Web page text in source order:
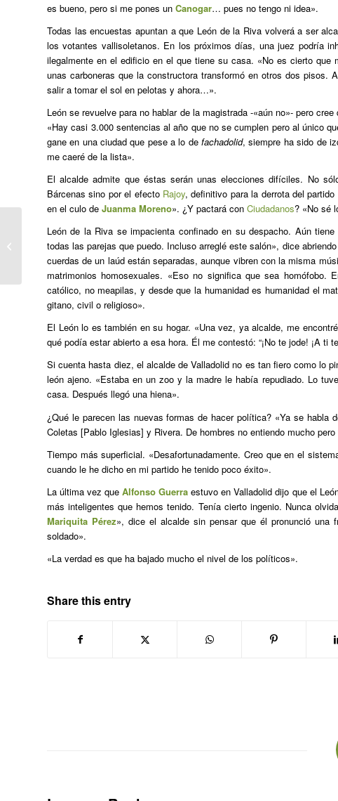
es bueno, pero si me pones un Canogar… pues no tengo ni idea».
Todas las encuestas apuntan a que León de la Riva volverá a ser
los votantes vallisoletanos. En los próximos días, una juez podría
ilegalmente en el edificio en el que tiene su casa. «No es cierto
unas carboneras que la constructora transformó en otros dos
salir a tomar el sol en pelotas y ahora…».
León se revuelve para no hablar de la magistrada -«aún no»- pero
«Hay casi 3.000 sentencias al año que no se cumplen pero al único
gane en una ciudad que pese a lo defachadolid, siempre ha sido de
me caeré de la lista».
El alcalde admite que éstas serán unas elecciones difíciles. No
Bárcenas sino por el efecto Rajoy, definitivo para la derrota del
en el culo de Juanma Moreno». ¿Y pactará con Ciudadanos? «No sé
León de la Riva se impacienta confinado en su despacho. Aún
todas las parejas que puedo. Incluso arreglé este salón», dice
cuerdas de un laúd están separadas, aunque vibren con la misma
matrimonios homosexuales. «Eso no significa que sea
católico, no meapilas, y desde que la humanidad es humanidad el
gitano, civil o religioso».
El León lo es también en su hogar. «Una vez, ya alcalde, me
qué podía estar abierto a esa hora. Él me contestó: “¡No te jode! ¡A ti
Si cuenta hasta diez, el alcalde de Valladolid no es tan fiero como lo
león ajeno. «Estaba en un zoo y la madre le había repudiado. Lo
casa. Después llegó una hiena».
¿Qué le parecen las nuevas formas de hacer política? «Ya se
Coletas [Pablo Iglesias] y Rivera. De hombres no entiendo mucho
Tiempo más superficial. «Desafortunadamente. Creo que en el
cuando le he dicho en mi partido he tenido poco éxito».
La última vez queAlfonso Guerra estuvo en Valladolid dijo que el
más inteligentes que hemos tenido. Tenía cierto ingenio. Nunca
Mariquita Pérez», dice el alcalde sin pensar que él pronunció una
soldado».
«La verdad es que ha bajado mucho el nivel de los políticos».
Share this entry
Hezkuntza sexualaz, ETB1eko
‘Sexsua’ saio berrian